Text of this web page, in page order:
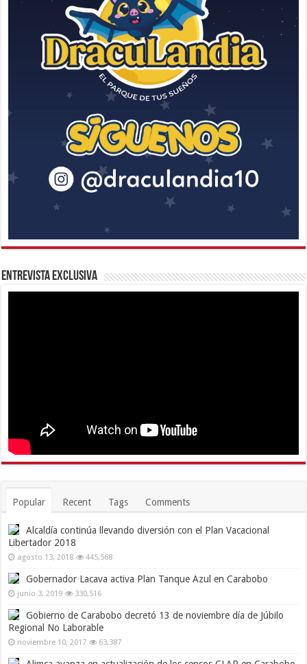
Entrevista Exclusiva
Popular Recent Tags Comments
Alcaldía continúa llevando diversión con el Plan Vacacional
Libertador 2018
agosto 13, 2018 445,568
Gobernador Lacava activa Plan Tanque Azul en Carabobo
junio 3, 2019 330,516
Gobierno de Carabobo decretó 13 de noviembre día de Júbilo
Regional No Laborable
noviembre 10, 2017 63,387